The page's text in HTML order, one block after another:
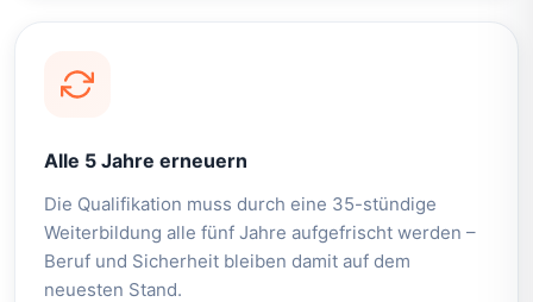
Alle 5 Jahre erneuern
Die Qualifikation muss durch eine 35-stündige
Weiterbildung alle fünf Jahre aufgefrischt werden –
Beruf und Sicherheit bleiben damit auf dem
neuesten Stand.